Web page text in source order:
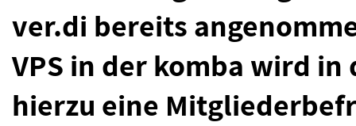
ver.di bereits
VPS in der komba wird
hierzu eine